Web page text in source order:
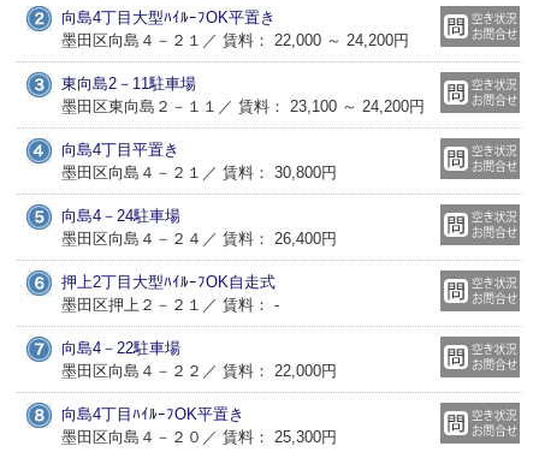
向島4丁目大型ﾊｲﾙｰﾌOK平置き
墨田区向島４－２１／ 賃料： 22,000 ～ 24,200円
東向島2－11駐車場
墨田区東向島２－１１／ 賃料： 23,100 ～ 24,200円
向島4丁目平置き
墨田区向島４－２１／ 賃料： 30,800円
向島4－24駐車場
墨田区向島４－２４／ 賃料： 26,400円
押上2丁目大型ﾊｲﾙｰﾌOK自走式
墨田区押上２－２１／ 賃料： -
向島4－22駐車場
墨田区向島４－２２／ 賃料： 22,000円
向島4丁目ﾊｲﾙｰﾌOK平置き
墨田区向島４－２０／ 賃料： 25,300円